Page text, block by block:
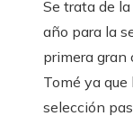
Se trata de
año para la
primera gran
Tomé ya que
selección